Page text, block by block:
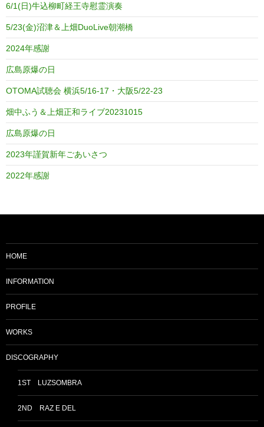
6/1(日)牛込柳町経王寺慰霊演奏
5/23(金)沼津＆上畑DuoLive朝潮橋
2024年感謝
広島原爆の日
OTOMA試聴会 横浜5/16-17・大阪5/22-23
畑中ふう＆上畑正和ライブ20231015
広島原爆の日
2023年謹賀新年ごあいさつ
2022年感謝
HOME
INFORMATION
PROFILE
WORKS
DISCOGRAPHY
1ST LUZSOMBRA
2ND RAZ E DEL